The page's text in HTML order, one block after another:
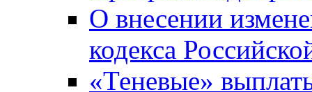
О внесении
кодекса
«Теневые»